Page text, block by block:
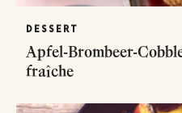
DESSERT
Apfel-Brombeer-
fraîche